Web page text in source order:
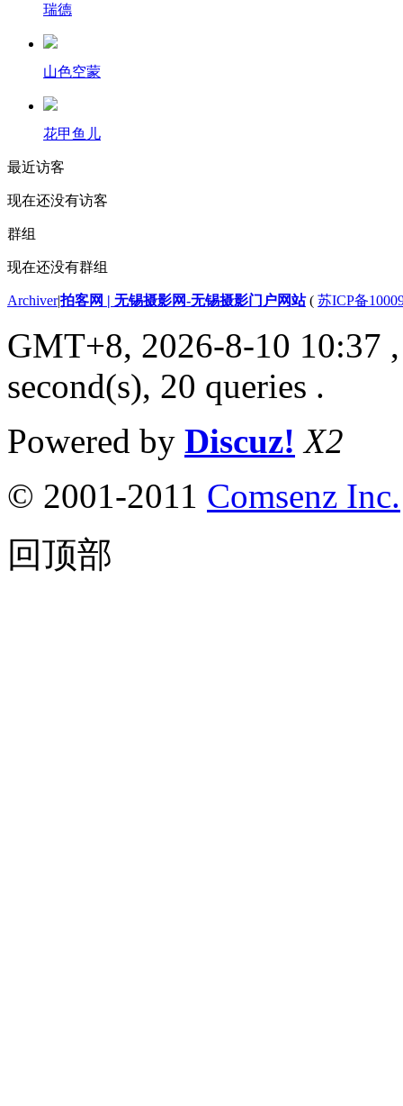
瑞德
山色空蒙
花甲鱼儿
最近访客
现在还没有访客
群组
现在还没有群组
Archiver|拍客网 | 无锡摄影网-无锡摄影门户网站( 苏ICP备
GMT+8, 2026-8-10 10:37
second(s), 20 queries .
Powered by Discuz! X2
© 2001-2011 Comsenz Inc.
回顶部